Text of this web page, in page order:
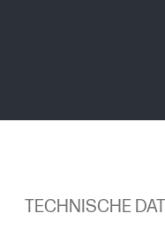
TECHNISCHE